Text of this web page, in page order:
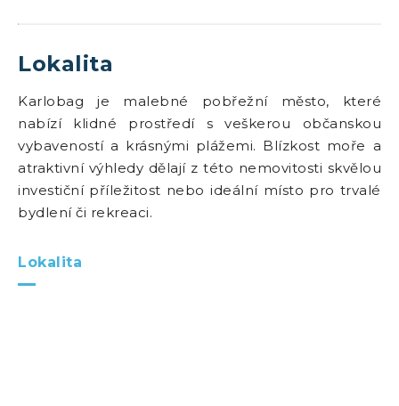
Lokalita
Karlobag je malebné pobřežní město, které
nabízí klidné prostředí s veškerou občanskou
vybaveností a krásnými plážemi. Blízkost moře a
atraktivní výhledy dělají z této nemovitosti skvělou
investiční příležitost nebo ideální místo pro trvalé
bydlení či rekreaci.
Lokalita